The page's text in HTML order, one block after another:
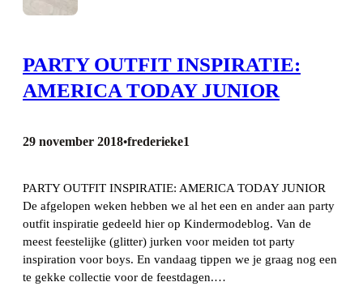
PARTY OUTFIT INSPIRATIE:
AMERICA TODAY JUNIOR
29 november 2018•frederieke1
PARTY OUTFIT INSPIRATIE: AMERICA TODAY JUNIOR
De afgelopen weken hebben we al het een en ander aan party
outfit inspiratie gedeeld hier op Kindermodeblog. Van de
meest feestelijke (glitter) jurken voor meiden tot party
inspiration voor boys. En vandaag tippen we je graag nog een
te gekke collectie voor de feestdagen.…